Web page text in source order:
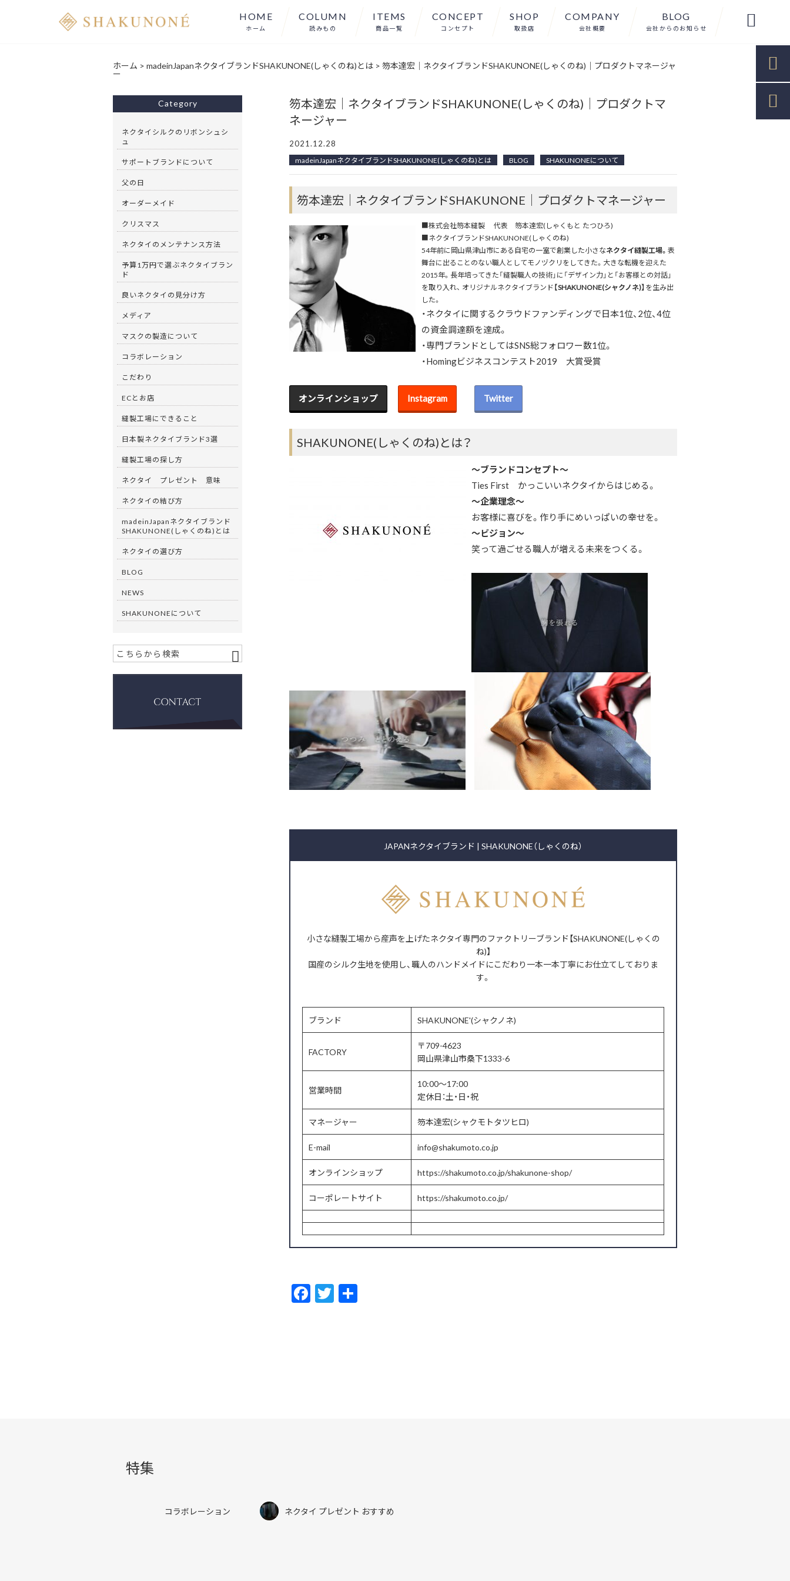
HOME
ホーム
COLUMN
読みもの
ITEMS
商品一覧
CONCEPT
コンセプト
SHOP
取扱店
COMPANY
会社概要
BLOG
会社からのお知らせ 
ホーム > madeinJapanネクタイブランドSHAKUNONE(しゃくのね)とは > 笏本達宏｜ネクタイブランドSHAKUNONE(しゃくのね)｜プロダクトマネージャ
ー
笏本達宏｜ネクタイブランドSHAKUNONE(しゃくのね)｜プロダクトマ
ネージャー
2021.12.28
madeinJapanネクタイブランドSHAKUNONE(しゃくのね)とは BLOG SHAKUNONEについて
笏本達宏｜ネクタイブランドSHAKUNONE｜プロダクトマネージャー
■株式会社笏本縫製 代表 笏本達宏(しゃくもと たつひろ)
■ネクタイブランドSHAKUNONE(しゃくのね)
54年前に岡山県津山市にある自宅の一室で創業した小さなネクタイ縫製工場。 表
舞台に出ることのない職人としてモノヅクリをしてきた。大きな転機を迎えた
2015年。長年培ってきた「縫製職人の技術」に「デザイン力」と「お客様との対話」
を取り入れ、 オリジナルネクタイブランド【SHAKUNONE(シャクノネ)】 を生み出
した。
・ネクタイに関するクラウドファンディングで日本1位、2位、4位
の資金調達額を達成。
・専門ブランドとしてはSNS総フォロワー数1位。
・Homingビジネスコンテスト2019 大賞受賞
オンラインショップ Instagram Twitter
SHAKUNONE(しゃくのね)とは？
～ブランドコンセプト～
Ties First かっこいいネクタイからはじめる。
～企業理念～
お客様に喜びを。作り手にめいっぱいの幸せを。
～ビジョン～
笑って過ごせる職人が増える未来をつくる。
JAPANネクタイブランド | SHAKUNONE（しゃくのね）
小さな縫製工場から産声を上げたネクタイ専門のファクトリーブランド【SHAKUNONE(しゃくの
ね)】
国産のシルク生地を使用し、職人のハンドメイドにこだわり一本一本丁寧にお仕立てしておりま
す。
ブランド SHAKUNONE'(シャクノネ)
FACTORY
〒709-4623
岡山県津山市桑下1333-6
営業時間
10:00～17:00
定休日：土・日・祝
マネージャー 笏本達宏(シャクモトタツヒロ)
E-mail info@shakumoto.co.jp
オンラインショップ https://shakumoto.co.jp/shakunone-shop/
コーポレートサイト https://shakumoto.co.jp/
F
ac
T
w
Category
ネクタイシルクのリボンシュシ
ュ
サポートブランドについて
父の日
オーダーメイド
クリスマス
ネクタイのメンテナンス方法
予算1万円で選ぶネクタイブラン
ド
良いネクタイの見分け方
メディア
マスクの製造について
コラボレーション
こだわり
ECとお店
縫製工場にできること
日本製ネクタイブランド3選
縫製工場の探し方
ネクタイ プレゼント 意味
ネクタイの結び方
madeinJapanネクタイブランド
SHAKUNONE(しゃくのね)とは
ネクタイの選び方
BLOG
NEWS
SHAKUNONEについて
特集
コラボレーション ネクタイ プレゼント おすすめ

